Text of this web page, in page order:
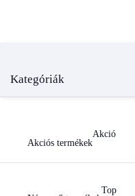
Kategóriák
Akciós termékek
Akció
Top